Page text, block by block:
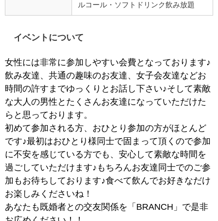
ルコール・ソフトドリンク飲み放題
イベントについて
女性には非常に参加しやすい会費となっております♪
飲み友達、共通の趣味のお友達、女子会友達などお
時間の許すまでゆっくりとお話し下さい♪そして素敵
な大人の男性とたくさんお友達になっていただけた
らと思っております。
初めて参加される方、おひとり参加の方がほとんど
です♪最初はおひとり様同士で固まって頂くので参加
に不安を感じている方でも、安心して素敵な時間を
過ごしていただけます♪もちろんお友達同士でのご参
加もお待ちしております♪食べて飲んでお好きなだけ
お楽しみくださいね！
あなたも既婚者との交友関係を「BRANCH」で是非